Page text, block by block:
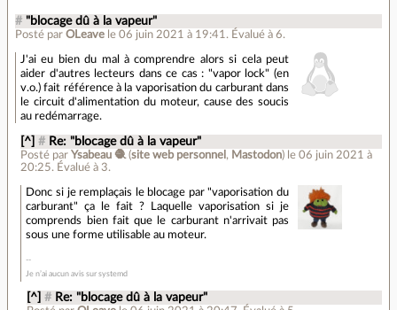
# "blocage dû à la vapeur"
Posté par OLeave le 06 juin 2021 à 19:41. Évalué à 6.
J'ai eu bien du mal à comprendre alors si cela peut
aider d'autres lecteurs dans ce cas : "vapor lock" (en
v.o.) fait référence à la vaporisation du carburant dans
le circuit d'alimentation du moteur, cause des soucis
au redémarrage.
[^] # Re: "blocage dû à la vapeur"
Posté parYsabeau 🧶 (site web personnel , Mastodon) le 06 juin 2021 à
20:25. Évalué à 3.
Donc si je remplaçais le blocage par "vaporisation du
carburant" ça le fait ? Laquelle vaporisation si je
comprends bien fait que le carburant n'arrivait pas
sous une forme utilisable au moteur.
Je n’ai aucun avis sur systemd
[^] # Re: "blocage dû à la vapeur"